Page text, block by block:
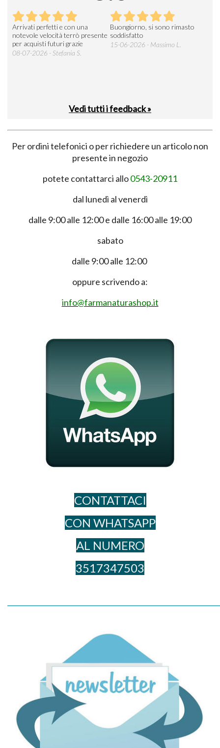
Arrivati perfetti e con una
notevole velocità terrò presente
per acquisti futuri grazie
08-07-2026 - Stefania S.
Buongiorno, si sono rimasto
soddisfatto
15-06-2026 - Massimo L.
Vedi tutti i feedback »
Per ordini telefonici o per richiedere un articolo non
presente in negozio
potete contattarci allo0543-20911
dal lunedì al venerdì
dalle 9:00 alle 12:00 e dalle 16:00 alle 19:00
sabato
dalle 9:00 alle 12:00
oppure scrivendo a:
info@farmanaturashop.it
CONTATTACI
CON WHATSAPP
AL NUME​RO
3517347503